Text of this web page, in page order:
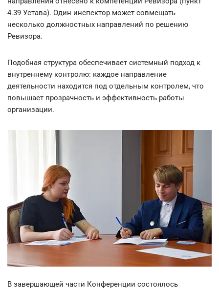
4.39 Устава). Один инспектор может совмещать
несколько должностных направлений по решению
Ревизора.
Подобная структура обеспечивает системный подход к
внутреннему контролю: каждое направление
деятельности находится под отдельным контролем, что
повышает прозрачность и эффективность работы
организации.
В завершающей части Конференции состоялось